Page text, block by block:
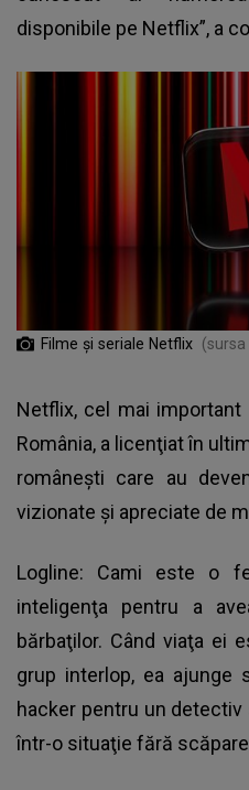
disponibile pe Netflix”, a
Filme și seriale Netflix
Netflix, cel mai
România, a licenţiat în
româneşti care au
vizionate şi apreciate de
Logline: Cami este o
inteligenţa pentru a
bărbaţilor. Când viaţa ei
grup interlop, ea ajunge
hacker pentru un
într-o situaţie fără